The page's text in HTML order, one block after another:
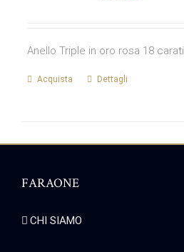
Anello Triple in oro rosa 18 carati
Acquista Dettagli
FARAONE
CHI SIAMO